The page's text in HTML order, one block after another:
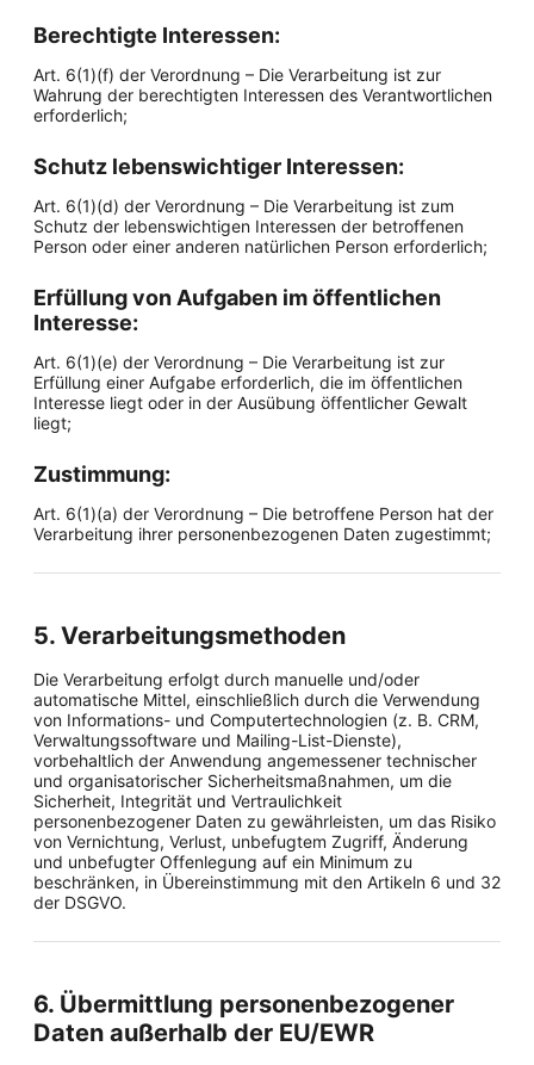
Berechtigte Interessen:
Art. 6(1)(f) der Verordnung – Die Verarbeitung ist zur
Wahrung der berechtigten Interessen des Verantwortlichen
erforderlich;
Schutz lebenswichtiger Interessen:
Art. 6(1)(d) der Verordnung – Die Verarbeitung ist zum
Schutz der lebenswichtigen Interessen der betroffenen
Person oder einer anderen natürlichen Person erforderlich;
Erfüllung von Aufgaben im öffentlichen
Interesse:
Art. 6(1)(e) der Verordnung – Die Verarbeitung ist zur
Erfüllung einer Aufgabe erforderlich, die im öffentlichen
Interesse liegt oder in der Ausübung öffentlicher Gewalt
liegt;
Zustimmung:
Art. 6(1)(a) der Verordnung – Die betroffene Person hat der
Verarbeitung ihrer personenbezogenen Daten zugestimmt;
5. Verarbeitungsmethoden
Die Verarbeitung erfolgt durch manuelle und/oder
automatische Mittel, einschließlich durch die Verwendung
von Informations- und Computertechnologien (z. B. CRM,
Verwaltungssoftware und Mailing-List-Dienste),
vorbehaltlich der Anwendung angemessener technischer
und organisatorischer Sicherheitsmaßnahmen, um die
Sicherheit, Integrität und Vertraulichkeit
personenbezogener Daten zu gewährleisten, um das Risiko
von Vernichtung, Verlust, unbefugtem Zugriff, Änderung
und unbefugter Offenlegung auf ein Minimum zu
beschränken, in Übereinstimmung mit den Artikeln 6 und 32
der DSGVO.
6. Übermittlung personenbezogener
Daten außerhalb der EU/EWR